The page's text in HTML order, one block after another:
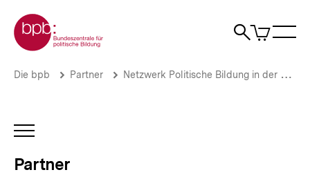
zum
Seiteninhalt
springen
Zur Startseite der bpb
Suche
Artikel
im
Nell-
Partner
und
Brotkrümelnavigation
Pfadnavigation
Die bpb Partner Netzwerk Politische Bildung in der Bundeswehr
INHALTSNAVIGATION
Partner